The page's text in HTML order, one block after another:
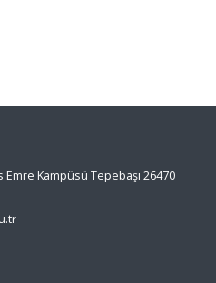
Kampüsü Tepebaşı 26470